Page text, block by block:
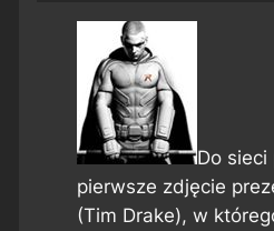
Do sieci
pierwsze zdjęcie
(Tim Drake), w